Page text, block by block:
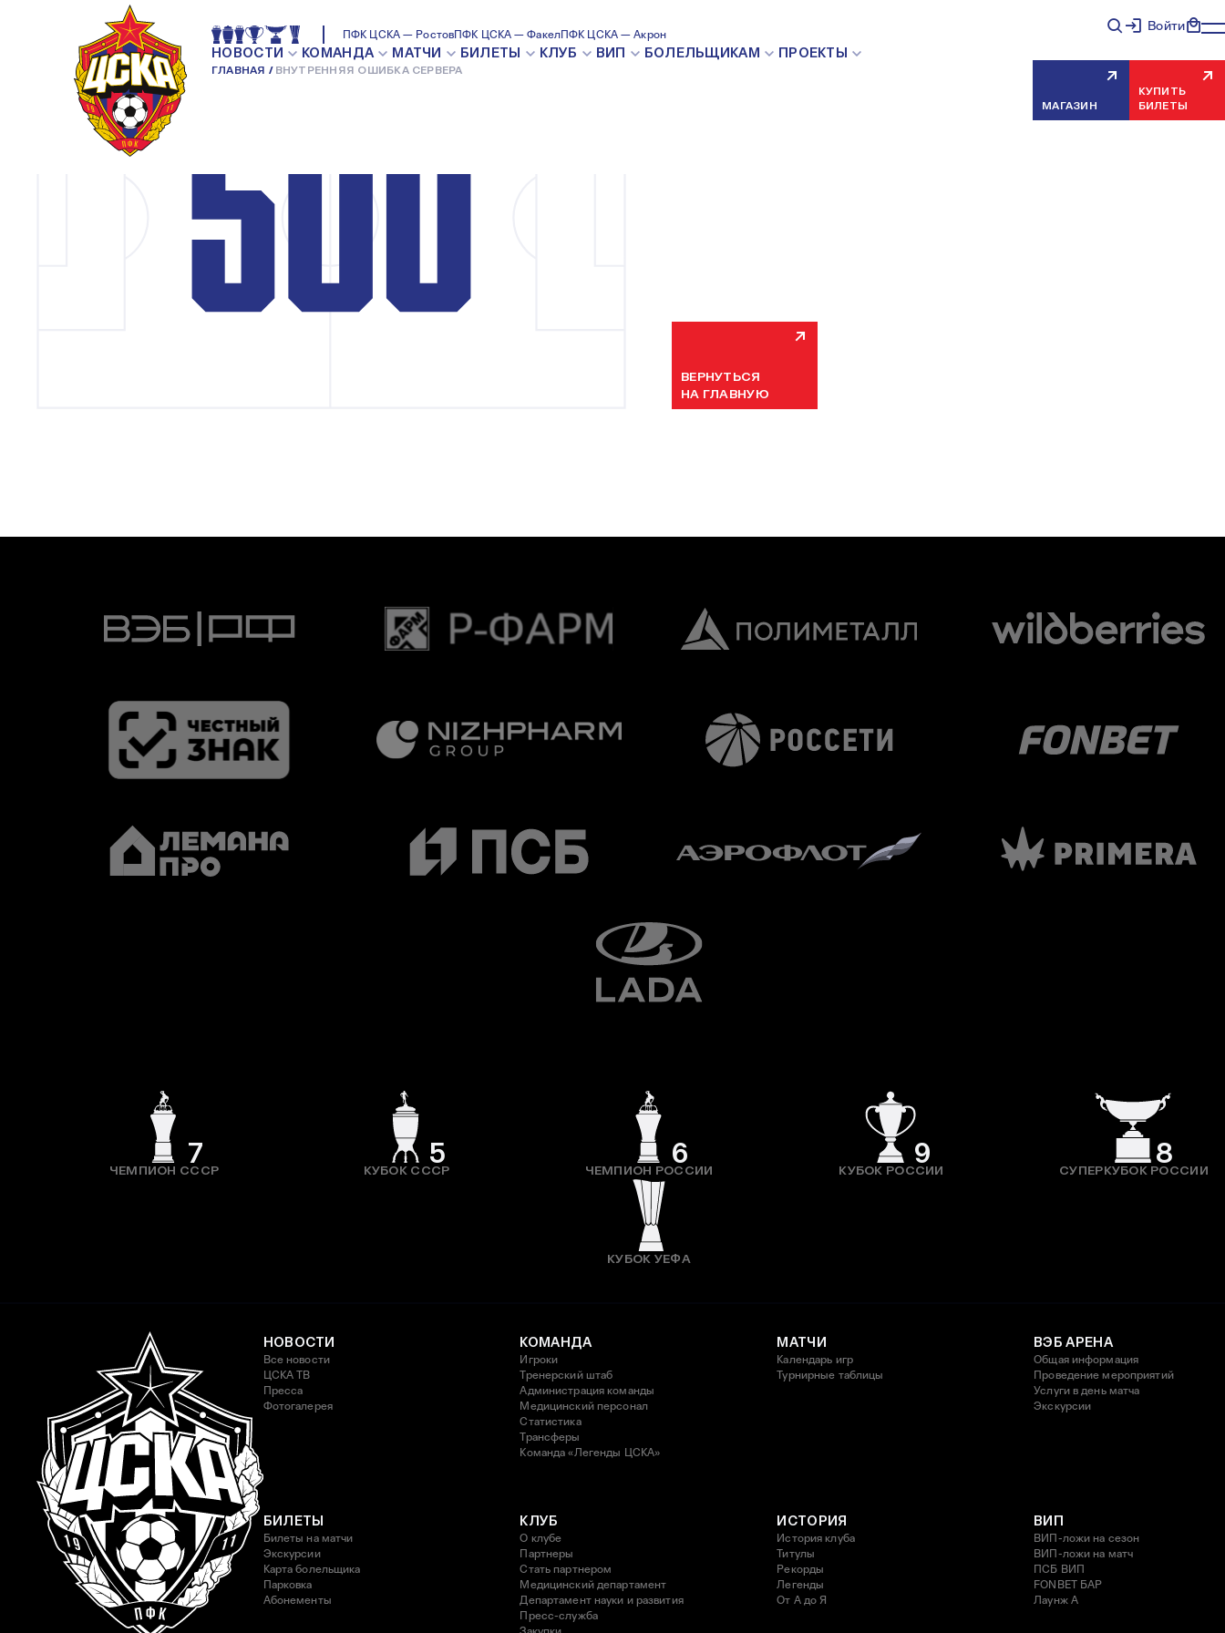
ПФК ЦСКА — РостовПФК ЦСКА — ФакелПФК ЦСКА — Акрон
НОВОСТИ КОМАНДА МАТЧИ БИЛЕТЫ КЛУБ ВИП БОЛЕЛЬЩИКАМ ПРОЕКТЫ
ГЛАВНАЯ ВНУТРЕННЯЯ ОШИБКА СЕРВЕРА
Войти
МАГАЗИН
КУПИТЬ
БИЛЕТЫ
ВНУТРЕННЯЯ ОШИБКА СЕРВЕРА
Мы уже устраняем неисправность, попробуйте обновить страницу через
ВЕРНУТЬСЯ
НА ГЛАВНУЮ
7
ЧЕМПИОН СССР
5
КУБОК СССР
6
ЧЕМПИОН РОССИИ
9
КУБОК РОССИИ
8
СУПЕРКУБОК РОССИИ
КУБОК УЕФА
НОВОСТИ
Все новости
ЦСКА ТВ
Пресса
Фотогалерея
КОМАНДА
Игроки
Тренерский штаб
Администрация команды
Медицинский персонал
Статистика
Трансферы
Команда «Легенды ЦСКА»
МАТЧИ
Календарь игр
Турнирные таблицы
ВЭБ АРЕНА
Общая информация
Проведение мероприятий
Услуги в день матча
Экскурсии
БИЛЕТЫ
Билеты на матчи
Экскурсии
Карта болельщика
Парковка
Абонементы
КЛУБ
О клубе
Партнеры
Стать партнером
Медицинский департамент
Департамент науки и развития
Пресс-служба
ИСТОРИЯ
История клуба
Титулы
Рекорды
Легенды
От А до Я
ВИП
ВИП-ложи на сезон
ВИП-ложи на матч
ПСБ ВИП
FONBET БАР
Лаунж A